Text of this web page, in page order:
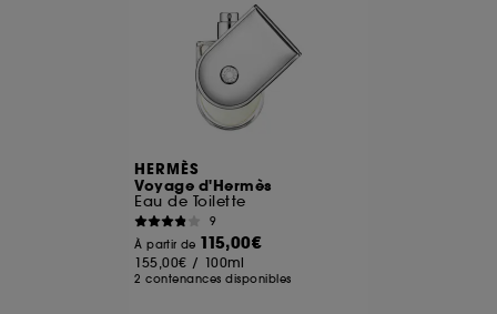
HERMÈS
Voyage d'Hermès
Eau de Toilette
9
À partir de 115,00€
155,00€ / 100ml
2 contenances disponibles